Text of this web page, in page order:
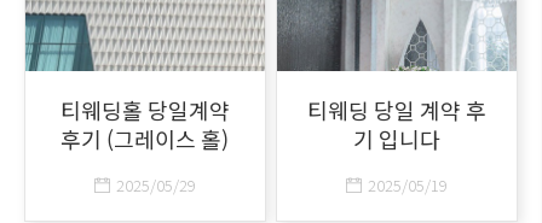
티웨딩홀 당일계약
후기 (그레이스 홀)
2025/05/29
티웨딩 당일 계약 후
기 입니다
2025/05/19